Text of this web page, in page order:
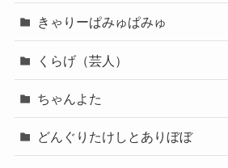
きゃりーぱみゅぱみゅ
くらげ（芸人）
ちゃんよた
どんぐりたけしとありぼぼ